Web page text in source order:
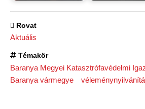
Rovat
Aktuális
Témakör
Baranya Megyei Katasztrófavédelmi
Baranya vármegye